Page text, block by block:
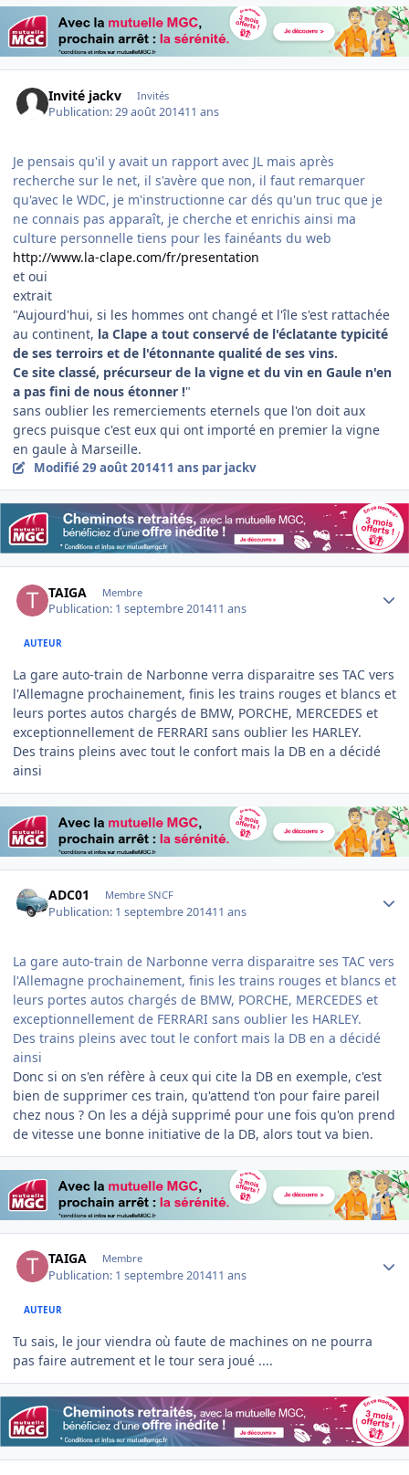
Invité jackv Invités
Publication:29 août 201411 ans
Je pensais qu'il y avait un rapport avec JL mais après
recherche sur le net, il s'avère que non, il faut remarquer
qu'avec le WDC, je m'instructionne car dés qu'un truc que je
ne connais pas apparaît, je cherche et enrichis ainsi ma
culture personnelle tiens pour les fainéants du web
http://www.la-clape.com/fr/presentation
et oui
extrait
"Aujourd'hui, si les hommes ont changé et l'île s'est rattachée
au continent, la Clape a tout conservé de l'éclatante typicité
de ses terroirs et de l'étonnante qualité de ses vins.
Ce site classé, précurseur de la vigne et du vin en Gaule n'en
a pas fini de nous étonner !"
sans oublier les remerciements eternels que l'on doit aux
grecs puisque c'est eux qui ont importé en premier la vigne
en gaule à Marseille.
Modifié29 août 201411 ans par jackv
TAIGA Membre
Publication: 1 septembre 201411 ans
AUTEUR
La gare auto-train de Narbonne verra disparaitre ses TAC vers
l'Allemagne prochainement, finis les trains rouges et blancs et
leurs portes autos chargés de BMW, PORCHE, MERCEDES et
exceptionnellement de FERRARI sans oublier les HARLEY.
Des trains pleins avec tout le confort mais la DB en a décidé
ainsi
ADC01 Membre SNCF
Publication: 1 septembre 201411 ans
La gare auto-train de Narbonne verra disparaitre ses TAC vers
l'Allemagne prochainement, finis les trains rouges et blancs et
leurs portes autos chargés de BMW, PORCHE, MERCEDES et
exceptionnellement de FERRARI sans oublier les HARLEY.
Des trains pleins avec tout le confort mais la DB en a décidé
ainsi
Donc si on s'en réfère à ceux qui cite la DB en exemple, c'est
bien de supprimer ces train, qu'attend t'on pour faire pareil
chez nous ? On les a déjà supprimé pour une fois qu'on prend
de vitesse une bonne initiative de la DB, alors tout va bien.
TAIGA Membre
Publication: 1 septembre 201411 ans
AUTEUR
Tu sais, le jour viendra où faute de machines on ne pourra
pas faire autrement et le tour sera joué ....